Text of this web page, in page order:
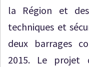
la Région et
techniques et
deux barrages
2015. Le projet